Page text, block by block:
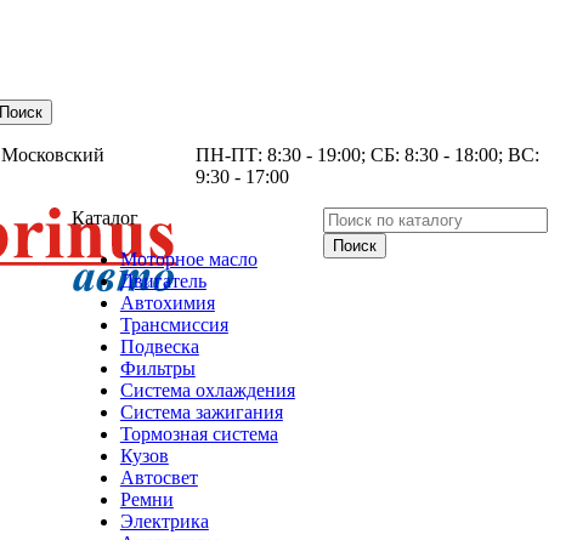
Московский
ПН-ПТ: 8:30 - 19:00; СБ: 8:30 - 18:00; ВС:
9:30 - 17:00
Каталог
Моторное масло
Двигатель
Автохимия
Трансмиссия
Подвеска
Фильтры
Система охлаждения
Система зажигания
Тормозная система
Кузов
Автосвет
Ремни
Электрика